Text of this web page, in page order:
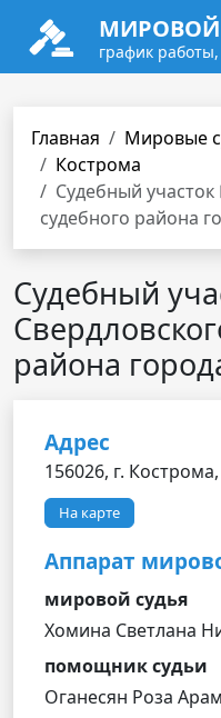
МИРОВОЙ
график
Главная Мировые
Кострома
Судебный
судебного района
Судебный
района
Адрес
156026, г.
На карте
Аппарат
мировой судья
Хомина Светлана
помощник судьи
Оганесян Роза